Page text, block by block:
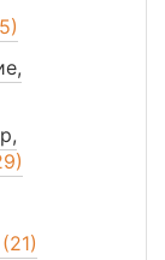
(21)